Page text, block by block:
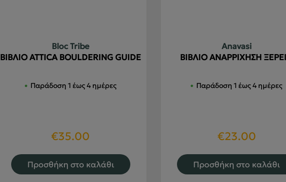
Bloc Tribe
ΒΙΒΛΙΟ ATTICA BOULDERING GUIDE
Παράδοση 1 έως 4 ημέρες
€35.00
Προσθήκη στο καλάθι
Anavasi
ΒΙΒΛΙΟ ΑΝΑΡΡΙΧΗΣΗ
Παράδοση 1 έως 4 ημέρες
€23.00
Προσθήκη στο καλάθι